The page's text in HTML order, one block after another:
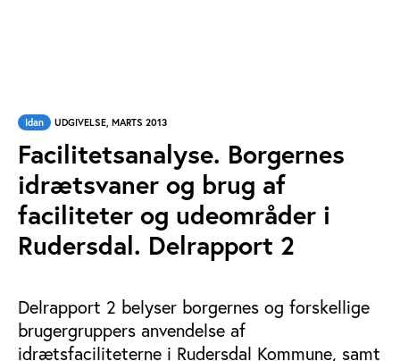
Idan UDGIVELSE, MARTS 2013
Facilitetsanalyse. Borgernes
idrætsvaner og brug af
faciliteter og udeområder i
Rudersdal. Delrapport 2
Delrapport 2 belyser borgernes og forskellige
brugergruppers anvendelse af
idrætsfaciliteterne i Rudersdal Kommune, samt